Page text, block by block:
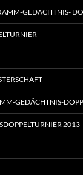
GEDÄCHTNIS-
GEDÄCHTNIS-
2013